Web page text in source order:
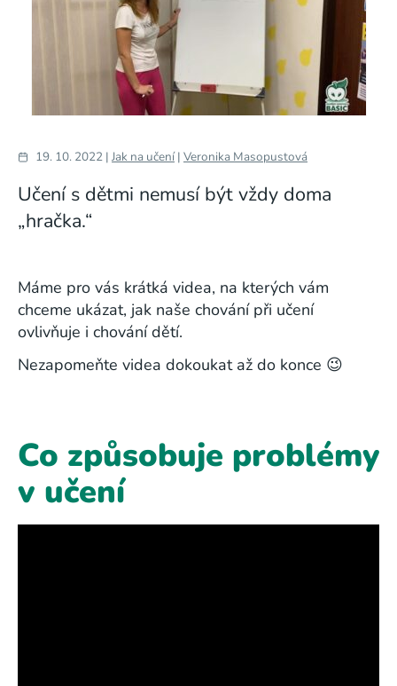
19. 10. 2022 | Jak na učení| Veronika Masopustová
Učení s dětmi nemusí být vždy doma
„hračka.“
Máme pro vás krátká videa, na kterých vám
chceme ukázat, jak naše chování při učení
ovlivňuje i chování dětí.
Nezapomeňte videa dokoukat až do konce 😉
Co způsobuje problémy
v učení